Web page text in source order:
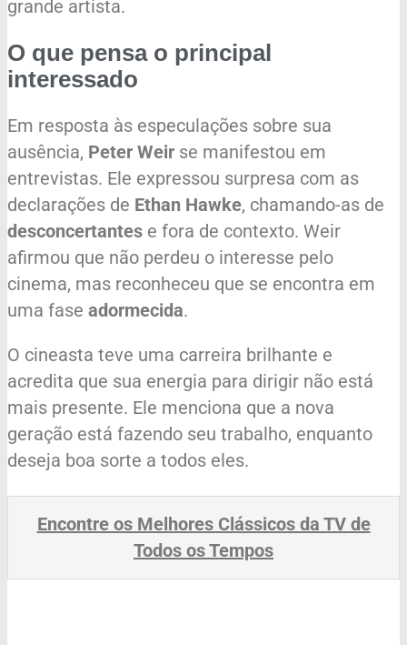
grande artista.
O que pensa o principal
interessado
Em resposta às especulações sobre sua
ausência, Peter Weir se manifestou em
entrevistas. Ele expressou surpresa com as
declarações de Ethan Hawke, chamando-as de
desconcertantes e fora de contexto. Weir
afirmou que não perdeu o interesse pelo
cinema, mas reconheceu que se encontra em
uma fase adormecida.
O cineasta teve uma carreira brilhante e
acredita que sua energia para dirigir não está
mais presente. Ele menciona que a nova
geração está fazendo seu trabalho, enquanto
deseja boa sorte a todos eles.
Encontre os Melhores Clássicos da TV de
Todos os Tempos